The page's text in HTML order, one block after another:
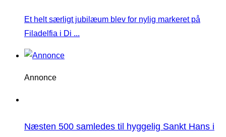
Et helt særligt jubilæum blev for nylig markeret på
Filadelfia i Di ...
Annonce
Næsten 500 samledes til hyggelig Sankt Hans i